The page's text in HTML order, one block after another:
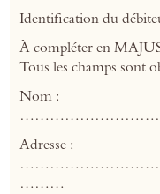
Identification du
À compléter en
Tous les champs sont
Nom :
Adresse :
………